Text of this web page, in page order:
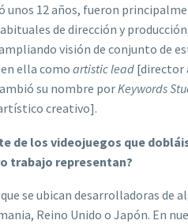
unos 12 años, fueron
de dirección y
visión de conjunto de
ella como artistic lead [director
su nombre porKeywords
creativo].
de los videojuegos que
trabajo representan?
se ubican desarrolladoras de
Reino Unido o Japón. En